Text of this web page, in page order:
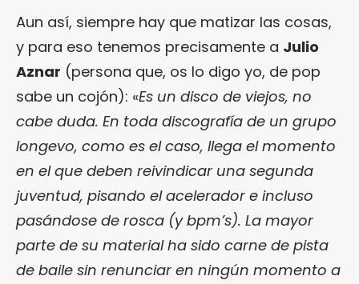
Aun así, siempre hay que matizar las cosas,
y para eso tenemos precisamente a Julio
Aznar (persona que, os lo digo yo, de pop
sabe un cojón): «Es un disco de viejos, no
cabe duda. En toda discografía de un grupo
longevo, como es el caso, llega el momento
en el que deben reivindicar una segunda
juventud, pisando el acelerador e incluso
pasándose de rosca (y bpm’s). La mayor
parte de su material ha sido carne de pista
de baile sin renunciar en ningún momento a